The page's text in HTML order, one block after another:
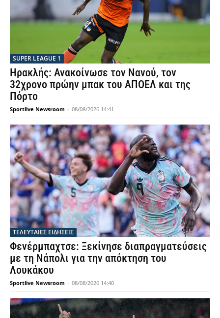
SUPER LEAGUE 1
Ηρακλής: Ανακοίνωσε τον Νανού, τον
32χρονο πρώην μπακ του ΑΠΟΕΛ και της
Πόρτο
Sportlive Newsroom - 08/08/2026 14:41
ΤΕΛΕΥΤΑΙΕΣ ΕΙΔΗΣΕΙΣ
Φενέρμπαχτσε: Ξεκίνησε διαπραγματεύσεις
με τη Νάπολι για την απόκτηση του
Λουκάκου
Sportlive Newsroom - 08/08/2026 14:40